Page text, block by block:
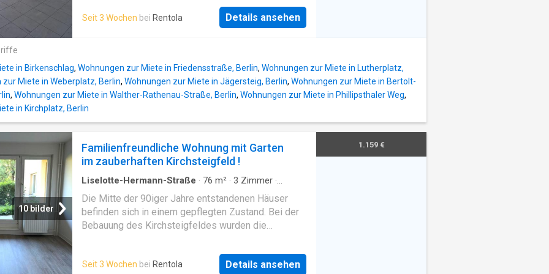
eine zentrale Heizungsanlage versorgt
die Planung mit einbezogen, so dass sich der
Stadtteil angenehm in seine Umgebung einfügt.
breiten Uferstreifen spazieren gehen. Die
aufgelockerte Bebauung mit zahlreichen Grünflächen
und liebevoll gestalteten Innenhöfen vermitn eine
hohe Aufenthalts- und Wohnqualität. Ausreichend
Slplätze sind in der nahen Umgebung vorhanden.
offenes Ohr für unsere Mieter. Das Objekt wird über
eine zentrale Heizungsanlage versorgt
Seit 3 Wochen bei Rentola Details ansehen
in Birkenschlag, Wohnungen zur Miete in Friedensstraße, Berlin, Wohnungen zur Miete in Lutherplatz,
zur Miete in Weberplatz, Berlin, Wohnungen zur Miete in Jägersteig, Berlin, Wohnungen zur Miete in Bertolt-
, Wohnungen zur Miete in Walther-Rathenau-Straße, Berlin, Wohnungen zur Miete in Phillipsthaler Weg,
in Kirchplatz, Berlin
10 bilder
Familienfreundliche Wohnung mit Garten
im zauberhaften Kirchsteigfeld !
Liselotte-Hermann-Straße · 76 m² · 3 Zimmer ·
Die Mitte der 90iger Jahre entstandenen Häuser
befinden sich in einem gepflegten Zustand. Bei der
Bebauung des Kirchsteigfeldes wurden die
die Planung mit einbezogen, so dass sich der
Stadtteil angenehm in seine Umgebung einfügt.
Seit 3 Wochen bei Rentola Details ansehen
1.159 €